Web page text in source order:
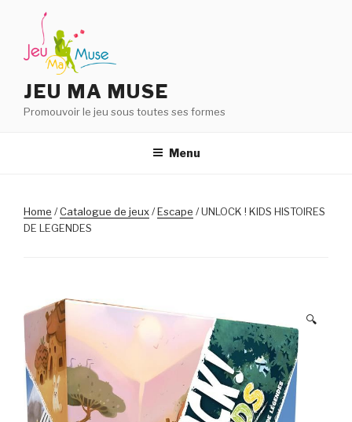
contenu
principal
JEU MA MUSE
Promouvoir le jeu sous toutes ses formes
Menu
Home /Catalogue de jeux/Escape / UNLOCK ! KIDS HISTOIRES
DE LEGENDES
🔍